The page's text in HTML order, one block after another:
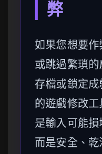
弊
如果您想要
或跳過繁瑣
存檔或鎖定
的遊戲修改
是輸入可能損
而是安全、乾